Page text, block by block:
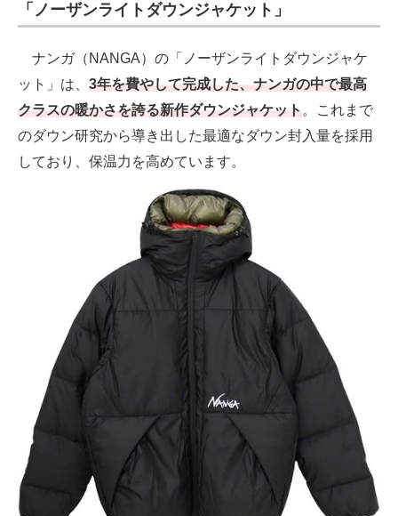
「ノーザンライトダウンジャケット」
ナンガ（NANGA）の「ノーザンライトダウンジャケ
ット」は、 3年を費やして完成した、ナンガの中で最高
クラスの暖かさを誇る新作ダウンジャケット。これまで
のダウン研究から導き出した最適なダウン封入量を採用
しており、保温力を高めています。